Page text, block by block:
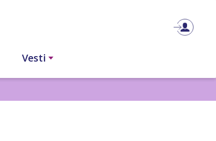
Vesti